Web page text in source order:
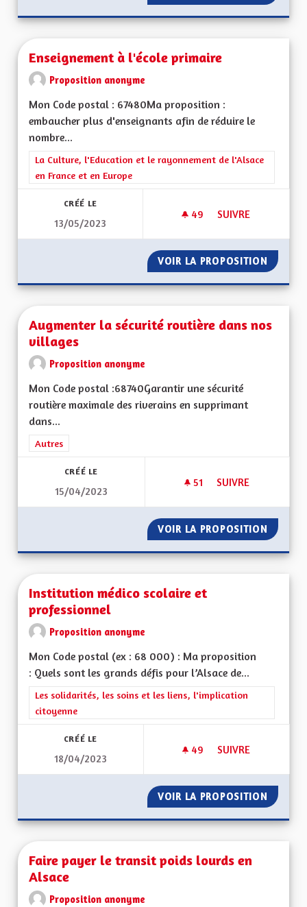
Enseignement à l'école primaire
Proposition anonyme
Mon Code postal : 67480Ma proposition :
embaucher plus d'enseignants afin de réduire le
nombre...
Filtrer les résultats de la catégorie : La Culture, l'Education et
La Culture, l'Education et le rayonnement de l'Alsace
en France et en Europe
CRÉÉ LE
13/05/2023
49 49 ABONNÉS
SUIVRE
VOIR LA PROPOSITION
Augmenter la sécurité routière dans nos
villages
Proposition anonyme
Mon Code postal :68740Garantir une sécurité
routière maximale des riverains en supprimant
dans...
Filtrer les résultats de la catégorie : Autres
Autres
CRÉÉ LE
15/04/2023
51 51 ABONNÉS
SUIVRE
VOIR LA PROPOSITION
Institution médico scolaire et
professionnel
Proposition anonyme
Mon Code postal (ex : 68 000) : Ma proposition
: Quels sont les grands défis pour l’Alsace de...
Filtrer les résultats de la catégorie : Les solidarités, les soins
Les solidarités, les soins et les liens, l'implication
citoyenne
CRÉÉ LE
18/04/2023
49 49 ABONNÉS
SUIVRE
VOIR LA PROPOSITION
Faire payer le transit poids lourds en
Alsace
Proposition anonyme